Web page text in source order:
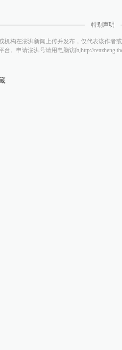
特别声明
机构在澎湃新闻上传并发布，仅代表该作者
。申请澎湃号请用电脑访问http://